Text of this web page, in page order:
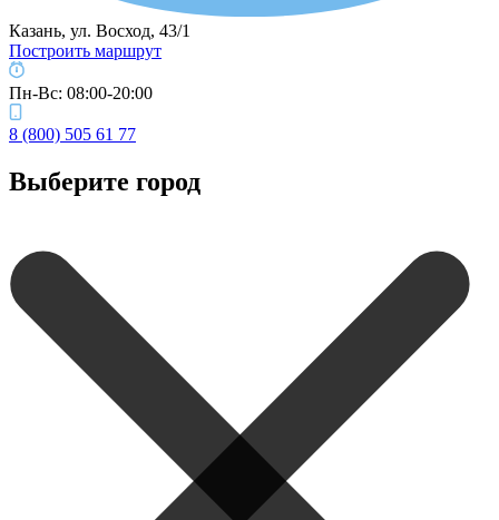
Казань, ул. Восход, 43/1
Построить маршрут
Пн-Вс: 08:00-20:00
8 (800) 505 61 77
Выберите город